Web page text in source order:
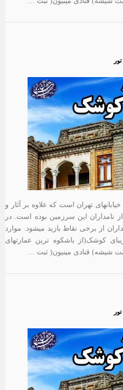
تور
تهران است که علاوه بر آثار و
نامداران این سرزمین بوده است. در
از برخی نقاط بازید میشود. موارد
کوشک(از باشکوه ترین عمارتهای
شیشه) قنادی مینیون( ثبت …
تور